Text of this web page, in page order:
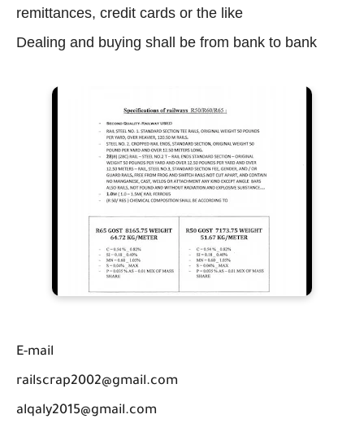
remittances, credit cards or the like
Dealing and buying shall be from bank to bank
E-mail
railscrap2002@gmail.com
alqaly2015@gmail.com